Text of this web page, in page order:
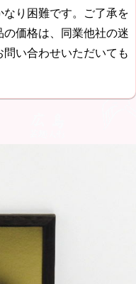
り困難です。ご了承を
価格は、同業他社の迷
い合わせいただいても